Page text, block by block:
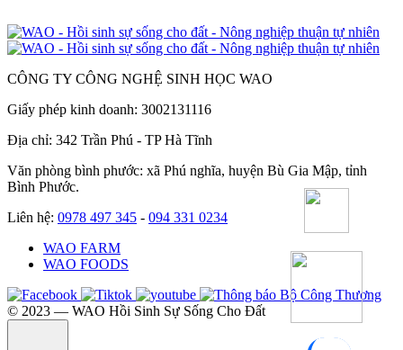
CÔNG TY CÔNG NGHỆ SINH HỌC WAO
Giấy phép kinh doanh: 3002131116
Địa chỉ: 342 Trần Phú - TP Hà Tĩnh
Văn phòng bình phước: xã Phú nghĩa, huyện Bù Gia Mập, tỉnh
Bình Phước.
Liên hệ: 0978 497 345 - 094 331 0234
WAO FARM
WAO FOODS
©️ 2023 — WAO Hồi Sinh Sự Sống Cho Đất